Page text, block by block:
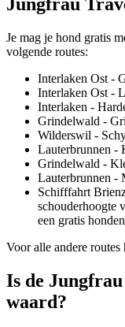
Je mag je hond gratis
volgende routes:
Interlaken Ost -
Interlaken Ost -
Interlaken -
Grindelwald -
Wilderswil -
Lauterbrunnen -
Grindelwald -
Lauterbrunnen -
Schifffahrt
schouderhoogte
een gratis
Voor alle andere
Is de
waard?